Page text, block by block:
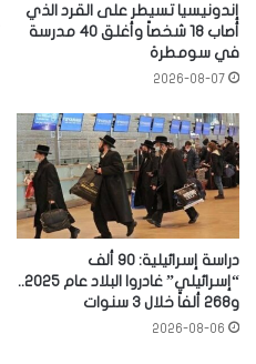
إندونيسيا تسيطر على القرد الذي
أصاب 18 شخصاً وأغلق 40 مدرسة
في سومطرة
2026-08-07
دراسة إسرائيلية: 90 ألف
“إسرائيلي” غادروا البلاد عام 2025..
و268 ألفاً خلال 3 سنوات
2026-08-06